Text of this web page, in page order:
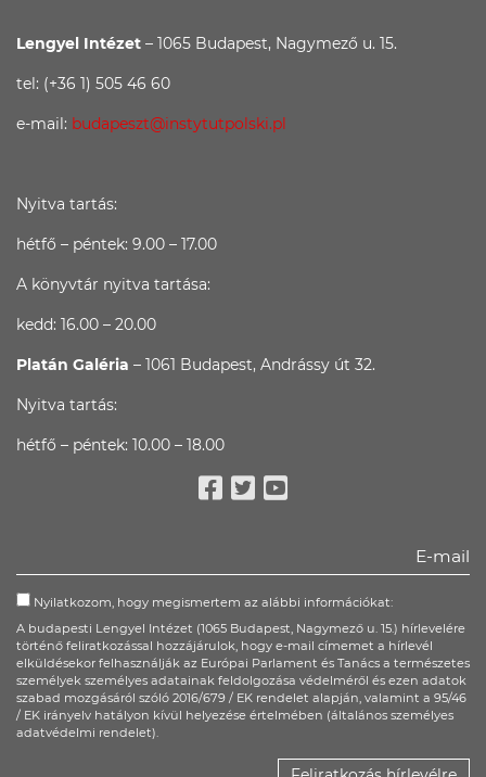
Lengyel Intézet – 1065 Budapest, Nagymező u. 15.
tel: (+36 1) 505 46 60
e-mail: budapeszt@instytutpolski.pl
Nyitva tartás:
hétfő – péntek: 9.00 – 17.00
A könyvtár nyitva tartása:
kedd: 16.00 – 20.00
Platán Galéria – 1061 Budapest, Andrássy út 32.
Nyitva tartás:
hétfő – péntek: 10.00 – 18.00
Nyilatkozom, hogy megismertem az alábbi információkat:
A budapesti Lengyel Intézet (1065 Budapest, Nagymező u. 15.) hírlevelére
történő feliratkozással hozzájárulok, hogy e-mail címemet a hírlevél
elküldésekor felhasználják az Európai Parlament és Tanács a természetes
személyek személyes adatainak feldolgozása védelméről és ezen adatok
szabad mozgásáról szóló 2016/679 / EK rendelet alapján, valamint a 95/46
/ EK irányelv hatályon kívül helyezése értelmében (általános személyes
adatvédelmi rendelet).